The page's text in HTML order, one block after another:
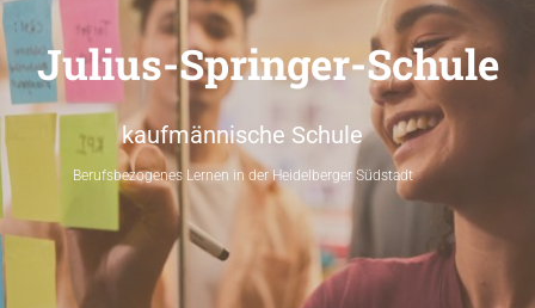
Julius-Springer-Schule
kaufmännische Schule
Berufsbezogenes Lernen in der Heidelberger Südstadt